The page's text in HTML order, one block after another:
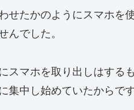
せたかのようにスマホを
んでした。
スマホを取り出しはする
集中し始めていたからです